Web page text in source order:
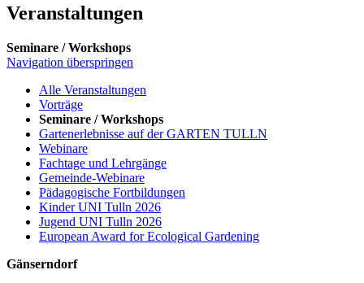
Veranstaltungen
Seminare / Workshops
Navigation überspringen
Alle Veranstaltungen
Vorträge
Seminare / Workshops
Gartenerlebnisse auf der GARTEN TULLN
Webinare
Fachtage und Lehrgänge
Gemeinde-Webinare
Pädagogische Fortbildungen
Kinder UNI Tulln 2026
Jugend UNI Tulln 2026
European Award for Ecological Gardening
Gänserndorf